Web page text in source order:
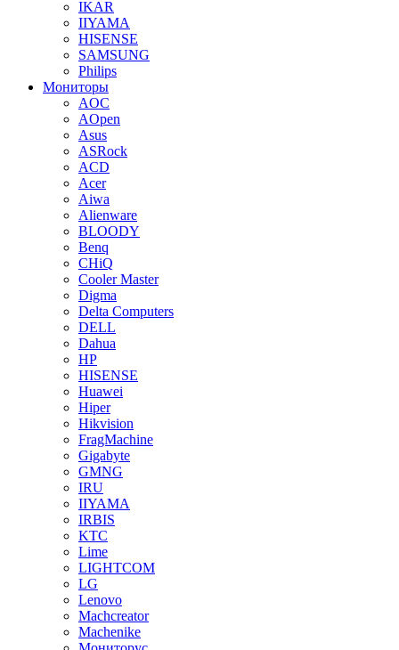
IKAR
IIYAMA
HISENSE
SAMSUNG
Philips
Мониторы
AOC
AOpen
Asus
ASRock
ACD
Acer
Aiwa
Alienware
BLOODY
Benq
CHiQ
Cooler Master
Digma
Delta Computers
DELL
Dahua
HP
HISENSE
Huawei
Hiper
Hikvision
FragMachine
Gigabyte
GMNG
IRU
IIYAMA
IRBIS
KTC
Lime
LIGHTCOM
LG
Lenovo
Machcreator
Machenike